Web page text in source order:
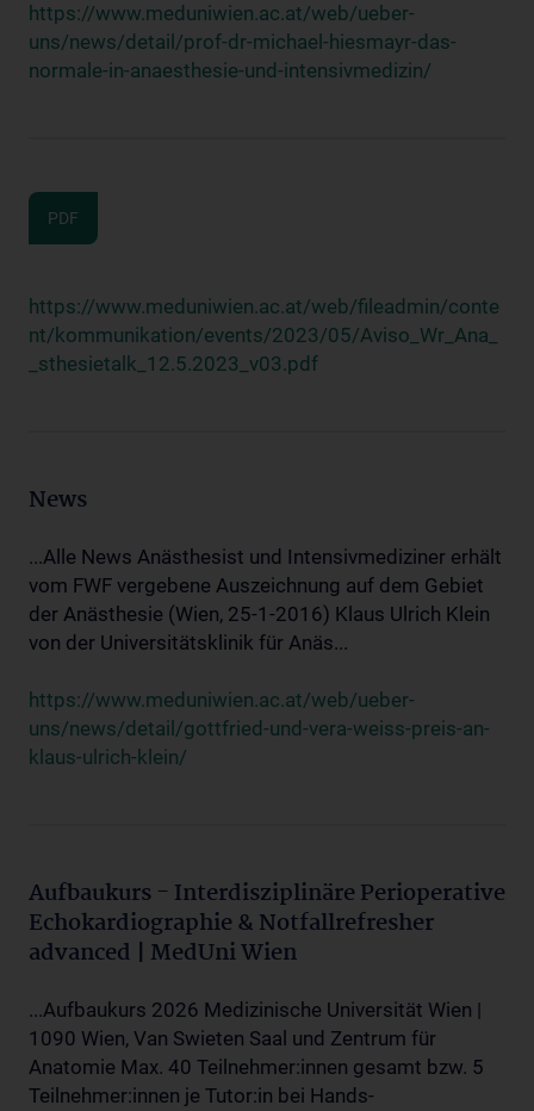
https://www.meduniwien.ac.at/web/ueber-
uns/news/detail/prof-dr-michael-hiesmayr-das-
normale-in-anaesthesie-und-intensivmedizin/
PDF
https://www.meduniwien.ac.at/web/fileadmin/conte
nt/kommunikation/events/2023/05/Aviso_Wr_Ana_
_sthesietalk_12.5.2023_v03.pdf
News
...Alle News Anästhesist und Intensivmediziner erhält
vom FWF vergebene Auszeichnung auf dem Gebiet
der Anästhesie (Wien, 25-1-2016) Klaus Ulrich Klein
von der Universitätsklinik für Anäs...
https://www.meduniwien.ac.at/web/ueber-
uns/news/detail/gottfried-und-vera-weiss-preis-an-
klaus-ulrich-klein/
Aufbaukurs - Interdisziplinäre Perioperative
Echokardiographie & Notfallrefresher
advanced | MedUni Wien
...Aufbaukurs 2026 Medizinische Universität Wien |
1090 Wien, Van Swieten Saal und Zentrum für
Anatomie Max. 40 Teilnehmer:innen gesamt bzw. 5
Teilnehmer:innen je Tutor:in bei Hands-